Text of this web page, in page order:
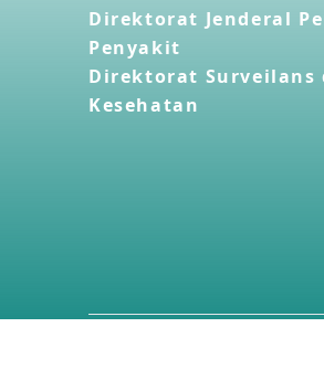
Direktorat Jenderal
Penyakit
Direktorat Surveilans
Kesehatan